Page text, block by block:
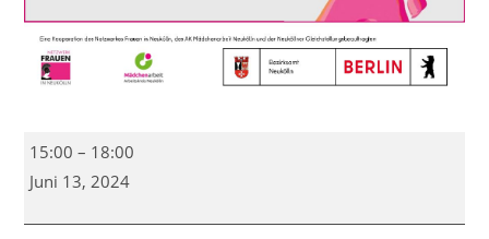
Infobörse
für
und
15:00 – 18:00
Juni 13, 2024